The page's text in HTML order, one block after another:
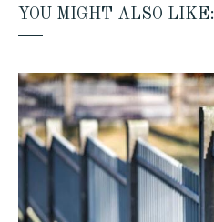
YOU MIGHT ALSO LIKE: